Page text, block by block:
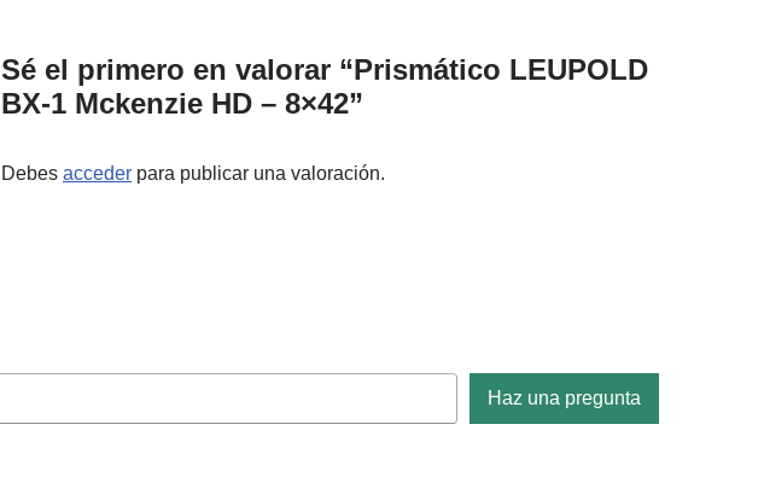
Sé el primero en valorar “Prismático LEUPOLD
BX-1 Mckenzie HD – 8×42”
Debes acceder para publicar una valoración.
Haz una pregunta